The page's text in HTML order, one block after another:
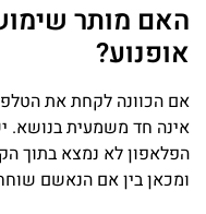
האם מותר
אופנוע?
אם הכוונה לקחת את
אינה חד משמעית בנושא.
הפלאפון לא נמצא בתוך
ומכאן בין אם הנאשם